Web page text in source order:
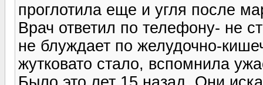
проглотила еще и угля после
Врач ответил по телефону- не
не блуждает по желудочно-
жутковато стало, вспомнила